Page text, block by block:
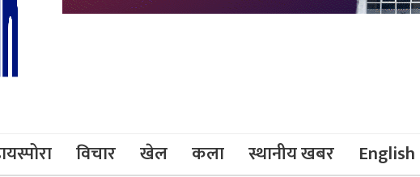
विचार खेल कला स्थानीय खबर English